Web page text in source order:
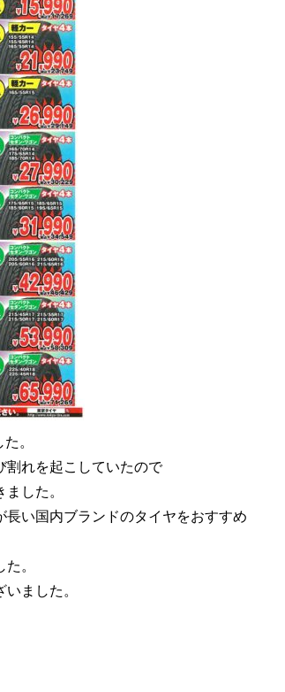
。
割れを起こしていたので
した。
い国内ブランドのタイヤをおすすめ
。
ました。